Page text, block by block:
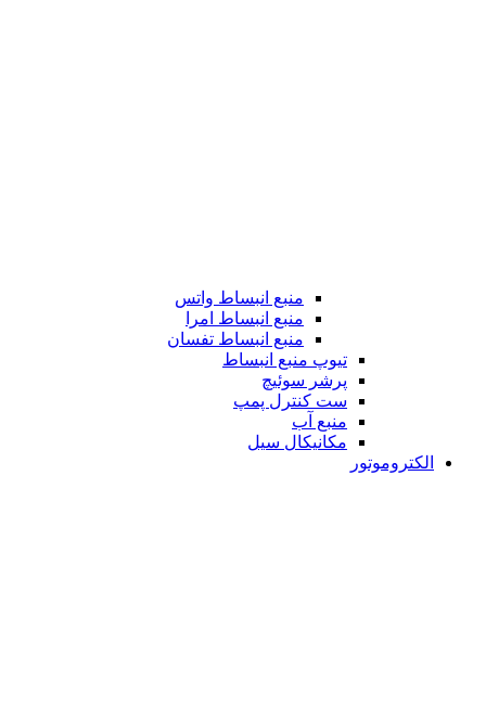
منبع انبساط واتس
منبع انبساط امرا
منبع انبساط تفسان
تیوپ منبع انبساط
پرشر سوئیچ
ست کنترل پمپ
منبع آب
مکانیکال سیل
الکتروموتور